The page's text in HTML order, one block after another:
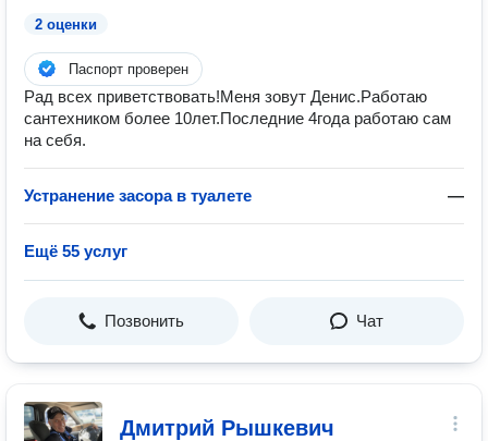
2 оценки
Паспорт проверен
Рад всех приветствовать!Меня зовут Денис.Работаю
сантехником более 10лет.Последние 4года работаю сам
на себя.
Устранение засора в туалете —
Ещё 55 услуг
Позвонить Чат
Дмитрий Рышкевич